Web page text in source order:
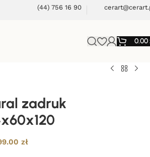
(44) 756 16 90
0.00
zadruk
zł